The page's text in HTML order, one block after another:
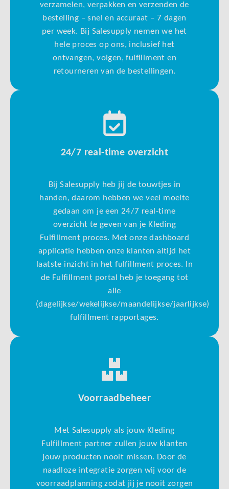
verzamelen, verpakken en verzenden de
bestelling – snel en accuraat – 7 dagen
per week. Bij Salesupply nemen we het
hele proces op ons, inclusief het
ontvangen, volgen, fulfillment en
retourneren van de bestellingen.
24/7 real-time overzicht
Bij Salesupply heb jij de touwtjes in
handen, daarom hebben we veel moeite
gedaan om je een 24/7 real-time
overzicht te geven van je Kleding
Fulfillment proces. Met onze dashboard
applicatie hebben onze klanten altijd het
laatste inzicht in het fulfillment proces. In
de Fulfillment portal heb je toegang tot
alle
(dagelijkse/wekelijkse/maandelijkse/jaarlijkse)
fulfillment rapportages.
Voorraadbeheer
Met Salesupply als jouw Kleding
Fulfillment partner zullen jouw klanten
jouw producten nooit missen. Door de
naadloze integratie zorgen wij voor de
voorraadplanning zodat jij je nooit zorgen